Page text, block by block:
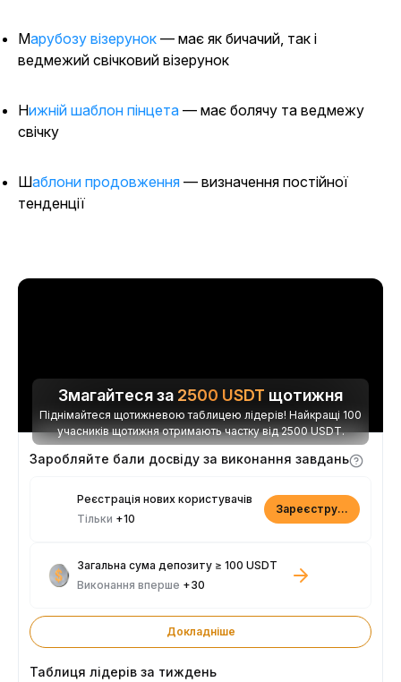
Марубозу візерунок — має як бичачий, так і
ведмежий свічковий візерунок
Нижній шаблон пінцета — має болячу та ведмежу
свічку
Шаблони продовження — визначення постійної
тенденції
Змагайтеся за 2500 USDT щотижня
Піднімайтеся щотижневою таблицею лідерів! Найкращі 100
учасників щотижня отримають частку від 2500 USDT.
Заробляйте бали досвіду за виконання завдань
Реєстрація нових користувачів
Тільки +10
Зареєструватися
Загальна сума депозиту ≥ 100 USDT
Виконання вперше +30
Докладніше
Таблиця лідерів за тиждень